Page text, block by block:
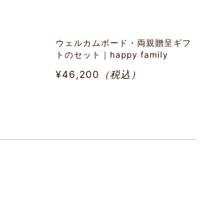
ウェルカムボード・両親贈呈ギフ
トのセット｜happy family
¥46,200 （税込）